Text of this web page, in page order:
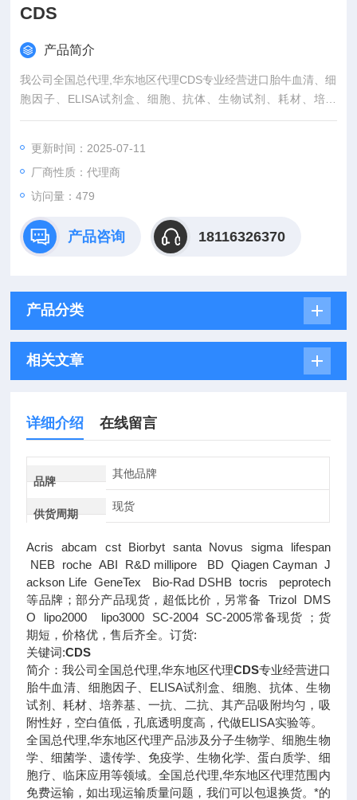
CDS
产品简介
我公司全国总代理,华东地区代理CDS专业经营进口胎牛血清、细
胞因子、ELISA试剂盒、细胞、抗体、生物试剂、耗材、培养
基、一抗、二抗、其产品吸附均匀，吸附性好，空白值低，孔底
更新时间：2025-07-11
厂商性质：代理商
访问量：479
产品咨询 18116326370
产品分类
相关文章
详细介绍 在线留言
品牌
其他品牌
供货周期
现货
Acris abcam cst Biorbyt santa Novus sigma lifespan
NEB roche ABI R&D millipore BD Qiagen Cayman J
ackson Life GeneTex Bio-Rad DSHB tocris peprotech
等品牌；部分产品现货，超低比价，另常备 Trizol DMS
O lipo2000 lipo3000 SC-2004 SC-2005常备现货 ；货
期短，价格优，售后齐全。订货:
关键词:CDS
简介：我公司全国总代理,华东地区代理CDS专业经营进口
胎牛血清、细胞因子、ELISA试剂盒、细胞、抗体、生物
试剂、耗材、培养基、一抗、二抗、其产品吸附均匀，吸
附性好，空白值低，孔底透明度高，代做ELISA实验等。
全国总代理,华东地区代理产品涉及分子生物学、细胞生物
学、细菌学、遗传学、免疫学、生物化学、蛋白质学、细
胞疗、临床应用等领域。全国总代理,华东地区代理范围内
免费运输，如出现运输质量问题，我们可以包退换货。 *的